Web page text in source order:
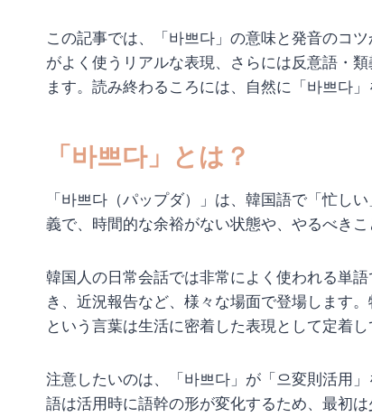
この記事では、「바쁘다」の意味と発音のコ
がよく使うリアルな表現、さらには反意語・
ます。読み終わるころには、自然に「바쁘다
「바쁘다」とは？
「바쁘다（パップダ）」は、韓国語で「忙し
義で、時間的な余裕がない状態や、やるべき
韓国人の日常会話では非常によく使われる単
き、近況報告など、様々な場面で登場します
という言葉は生活に密着した表現として定着し
注意したいのは、「바쁘다」が「으変則活用
語は活用時に語幹の形が変化するため、最初